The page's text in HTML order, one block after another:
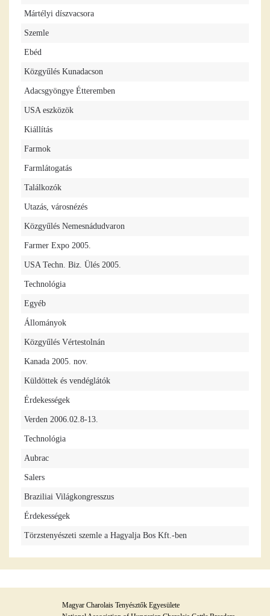
Mártélyi díszvacsora
Szemle
Ebéd
Közgyűlés Kunadacson
Adacsgyöngye Étteremben
USA eszközök
Kiállítás
Farmok
Farmlátogatás
Találkozók
Utazás, városnézés
Közgyűlés Nemesnádudvaron
Farmer Expo 2005.
USA Techn. Biz. Ülés 2005.
Technológia
Egyéb
Állományok
Közgyűlés Vértestolnán
Kanada 2005. nov.
Küldöttek és vendéglátók
Érdekességek
Verden 2006.02.8-13.
Technológia
Aubrac
Salers
Braziliai Világkongresszus
Érdekességek
Törzstenyészeti szemle a Hagyalja Bos Kft.-ben
Magyar Charolais Tenyésztők Egyesülete